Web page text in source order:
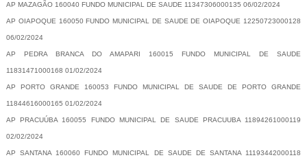
AP MAZAGÃO 160040 FUNDO MUNICIPAL DE SAUDE 11347306000135 06/02/2024
AP OIAPOQUE 160050 FUNDO MUNICIPAL DE SAUDE DE OIAPOQUE 12250723000128
06/02/2024
AP PEDRA BRANCA DO AMAPARI 160015 FUNDO MUNICIPAL DE SAUDE
11831471000168 01/02/2024
AP PORTO GRANDE 160053 FUNDO MUNICIPAL DE SAUDE DE PORTO GRANDE
11844616000165 01/02/2024
AP PRACUÚBA 160055 FUNDO MUNICIPAL DE SAUDE PRACUUBA 11894261000119
02/02/2024
AP SANTANA 160060 FUNDO MUNICIPAL DE SAUDE DE SANTANA 11193442000118